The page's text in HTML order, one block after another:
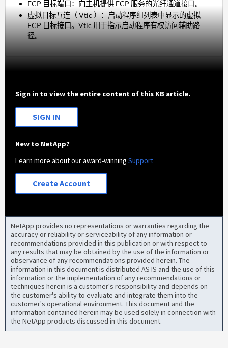
FCP 目标端口：向主机提供 FCP 服务的光纤通道接口。
虚拟目标互连（ Vtic ）：启动程序组列表中显示的虚拟
FCP 目标接口。Vtic 用于指示启动程序有权访问辅助路
径。
Sign in to view the entire content of this KB article.
SIGN IN
New to NetApp?
Learn more about our award-winningSupport
Create Account
NetApp provides no representations or warranties regarding the
accuracy or reliability or serviceability of any information or
recommendations provided in this publication or with respect to
any results that may be obtained by the use of the information or
observance of any recommendations provided herein. The
information in this document is distributed AS IS and the use of this
information or the implementation of any recommendations or
techniques herein is a customer's responsibility and depends on
the customer's ability to evaluate and integrate them into the
customer's operational environment. This document and the
information contained herein may be used solely in connection with
the NetApp products discussed in this document.